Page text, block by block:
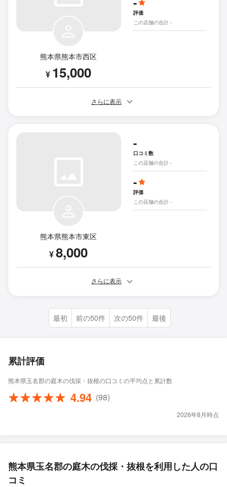
熊本県熊本市西区
¥ 15,000
評価
この店舗の合計 -
さらに表示
熊本県熊本市東区
¥8,000
-
口コミ数
この店舗の合計 -
-
評価
この店舗の合計 -
さらに表示
最初 前の50件 次の50件 最後
累計評価
熊本県玉名郡の庭木の伐採・抜根の口コミの平均点と累計数
4.94 (98)
2026年8月時点
熊本県玉名郡の庭木の伐採・抜根を利用した人の口
コミ